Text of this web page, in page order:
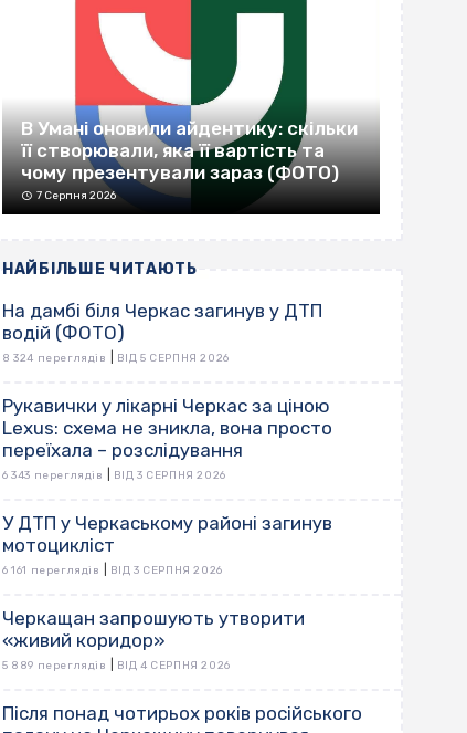
В Умані оновили айдентику: скільки
її створювали, яка її вартість та
чому презентували зараз (ФОТО)
7 Серпня 2026
НАЙБІЛЬШЕ ЧИТАЮТЬ
На дамбі біля Черкас загинув у ДТП
водій (ФОТО)
8 324 переглядів ВІД 5 СЕРПНЯ 2026
Рукавички у лікарні Черкас за ціною
Lexus: схема не зникла, вона просто
переїхала – розслідування
6 343 переглядів ВІД 3 СЕРПНЯ 2026
У ДТП у Черкаському районі загинув
мотоцикліст
6 161 переглядів ВІД 3 СЕРПНЯ 2026
Черкащан запрошують утворити
«живий коридор»
5 889 переглядів ВІД 4 СЕРПНЯ 2026
Після понад чотирьох років російського